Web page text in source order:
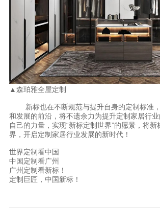
▲森珀雅全屋定制
新标也在不断规范与提升自身的定制标准，
和发展的前沿，将不遗余力为提升定制家居行
自己的力量，实现“新标定制世界”的愿景，将
界，开启定制家居行业发展的新时代！
世界定制看中国
中国定制看广州
广州定制看新标！
定制巨匠，中国新标！